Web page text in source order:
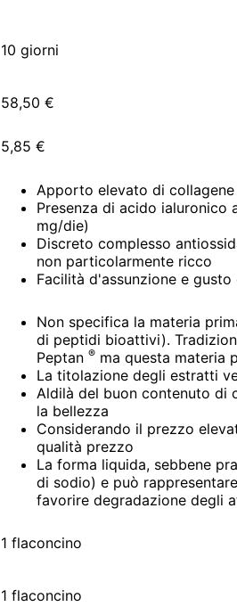
10 giorni
58,50 €
5,85 €
Apporto elevato di
Presenza di acido
mg/die)
Discreto complesso
non particolarmente ricco
Facilità d'assunzione e
Non specifica la materia
di peptidi bioattivi).
Peptan ® ma questa materia
La titolazione degli estratti
Aldilà del buon contenuto di
la bellezza
Considerando il prezzo
qualità prezzo
La forma liquida, sebbene
di sodio) e può
favorire degradazione degli
1 flaconcino
1 flaconcino